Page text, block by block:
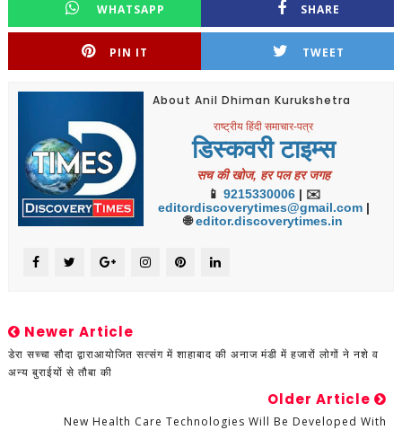
WHATSAPP SHARE
PIN IT TWEET
About Anil Dhiman Kurukshetra
राष्ट्रीय हिंदी समाचार-पत्र
डिस्कवरी टाइम्स
सच की खोज, हर पल हर जगह
📱 9215330006| ✉️
editordiscoverytimes@gmail.com|
🌐editor.discoverytimes.in
Newer Article
डेरा सच्चा सौदा द्वाराआयोजित सत्संग में शाहाबाद की अनाज मंडी में हजारों लोगों ने नशे व
अन्य बुराईयों से तौबा की
Older Article
New Health Care Technologies Will Be Developed With